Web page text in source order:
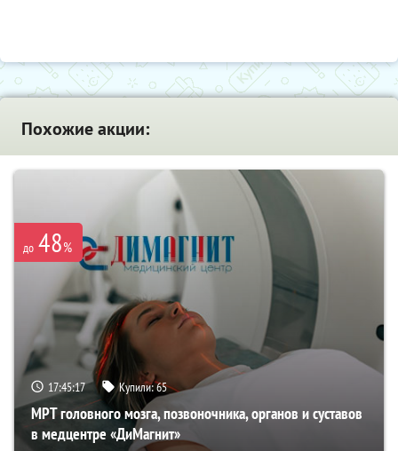
Похожие акции:
до 48%
17:45:15 Купили:65
МРТ головного мозга, позвоночника, органов и суставов
в медцентре «ДиМагнит»